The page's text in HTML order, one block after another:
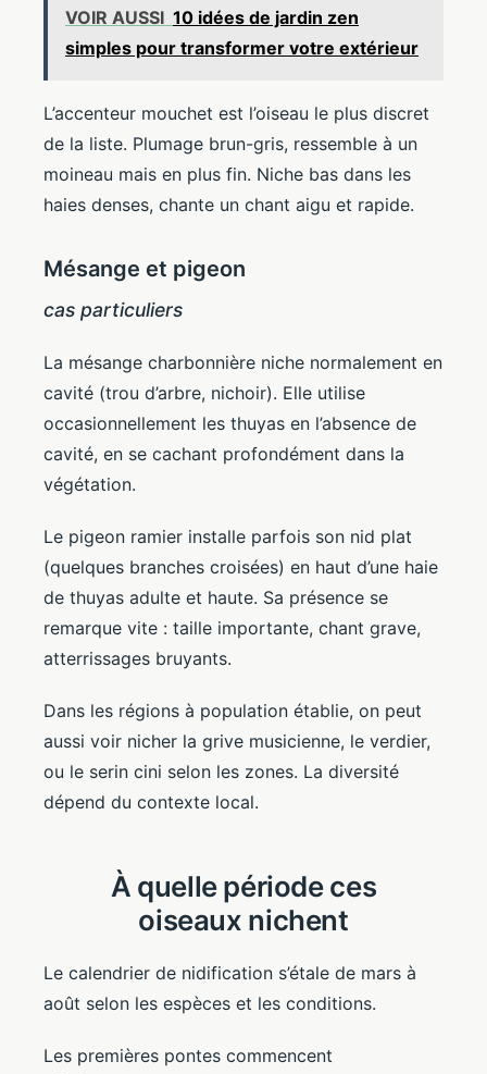
VOIR AUSSI 10 idées de jardin zen
simples pour transformer votre extérieur
L’accenteur mouchet est l’oiseau le plus discret
de la liste. Plumage brun-gris, ressemble à un
moineau mais en plus fin. Niche bas dans les
haies denses, chante un chant aigu et rapide.
Mésange et pigeon
cas particuliers
La mésange charbonnière niche normalement en
cavité (trou d’arbre, nichoir). Elle utilise
occasionnellement les thuyas en l’absence de
cavité, en se cachant profondément dans la
végétation.
Le pigeon ramier installe parfois son nid plat
(quelques branches croisées) en haut d’une haie
de thuyas adulte et haute. Sa présence se
remarque vite : taille importante, chant grave,
atterrissages bruyants.
Dans les régions à population établie, on peut
aussi voir nicher la grive musicienne, le verdier,
ou le serin cini selon les zones. La diversité
dépend du contexte local.
À quelle période ces
oiseaux nichent
Le calendrier de nidification s’étale de mars à
août selon les espèces et les conditions.
Les premières pontes commencent